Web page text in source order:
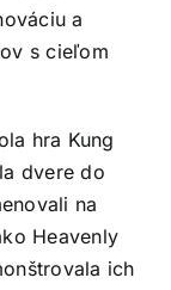
a
s cieľom
hra Kung
dvere do
na
Heavenly
ich